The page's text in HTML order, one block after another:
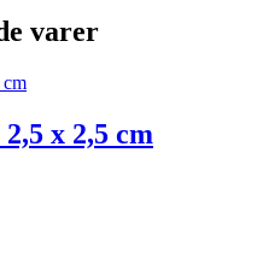
varer
x 2,5 cm